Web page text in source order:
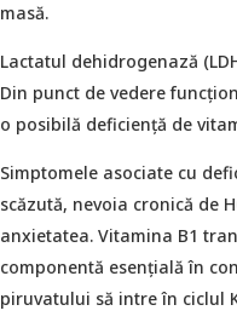
masă.
Lactatul dehidrogenază
Din punct de vedere
o posibilă deficiență de
Simptomele asociate cu
scăzută, nevoia cronică de
anxietatea. Vitamina B1
componentă esențială în
piruvatului să intre în ciclul